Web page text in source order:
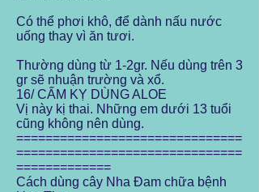
Có thể phơi khô, để dành nấu nước
uống thay vì ăn tươi.
Thường dùng từ 1-2gr. Nếu dùng trên 3
gr sẽ nhuận trường và xổ.
16/ CẤM KỴ DÙNG ALOE
Vị này kị thai. Những em dưới 13 tuổi
cũng không nên dùng.
===============================
===============================
=============
Cách dùng cây Nha Đam chữa bệnh